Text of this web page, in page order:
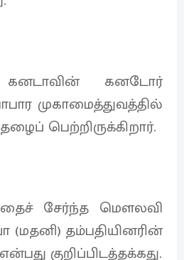
கனடோர்
முகாமைத்துவத்தில்
பெற்றிருக்கிறார்.
சேர்ந்த மௌலவி
தம்பதியினரின்
குறிப்பிடத்தக்கது.